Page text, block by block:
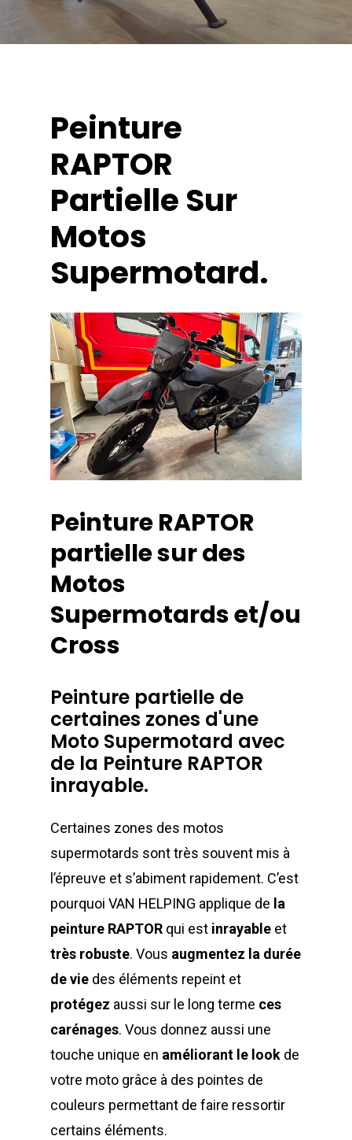
Peinture
RAPTOR
Partielle Sur
Motos
Supermotard.
PeintureRAPTOR
partiellesurdes
Motos
Supermotardset/ou
Cross
Peinture partielle de
certaines zones d'une
Moto Supermotard avec
de la Peinture RAPTOR
inrayable.
Certaines zones des motos
supermotards sont très souvent mis à
l’épreuve et s’abiment rapidement. C’est
pourquoi VAN HELPING applique de la
peinture RAPTOR qui est inrayable et
très robuste. Vous augmentez la durée
de vie des éléments repeint et
protégez aussi sur le long terme ces
carénages. Vous donnez aussi une
touche unique en améliorant le look de
votre moto grâce à des pointes de
couleurs permettant de faire ressortir
certains éléments.